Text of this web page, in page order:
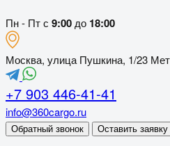
Пн - Пт с 9:00 до 18:00
Москва, улица Пушкина, 1/23
+7 903 446-41-41
info@360cargo.ru
Обратный звонок Оставить заявку